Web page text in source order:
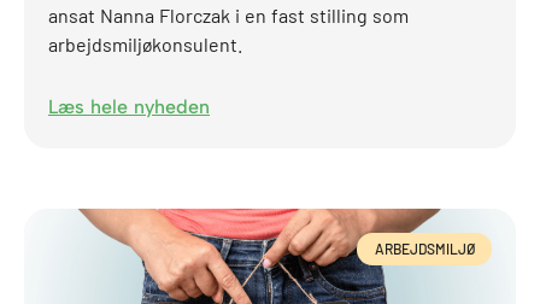
ansat Nanna Florczak i en fast stilling som
arbejdsmiljøkonsulent.
Læs hele nyheden
ARBEJDSMILJØ